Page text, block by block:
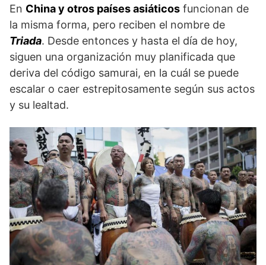
En China y otros países asiáticos funcionan de
la misma forma, pero reciben el nombre de
Triada. Desde entonces y hasta el día de hoy,
siguen una organización muy planificada que
deriva del código samurai, en la cuál se puede
escalar o caer estrepitosamente según sus actos
y su lealtad.